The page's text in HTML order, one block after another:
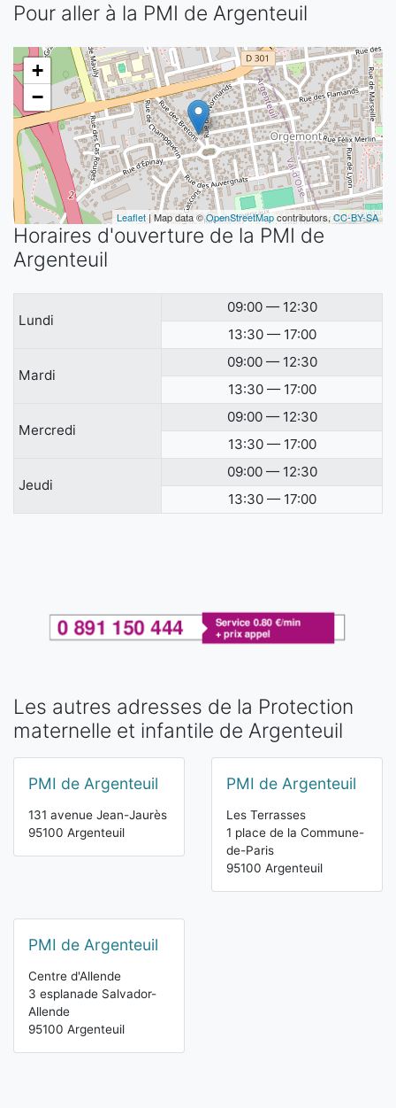
Pour aller à la PMI de Argenteuil
+
−
Leaflet | Map data ©OpenStreetMapcontributors,CC-BY-SA
Horaires d'ouverture de la PMI de
Argenteuil
Lundi
09:00 — 12:30
13:30 — 17:00
Mardi
09:00 — 12:30
13:30 — 17:00
Mercredi
09:00 — 12:30
13:30 — 17:00
Jeudi
09:00 — 12:30
13:30 — 17:00
Les autres adresses de la Protection
maternelle et infantile de Argenteuil
PMI de Argenteuil
131 avenue Jean-Jaurès
95100 Argenteuil
PMI de Argenteuil
Les Terrasses
1 place de la Commune-
de-Paris
95100 Argenteuil
PMI de Argenteuil
Centre d'Allende
3 esplanade Salvador-
Allende
95100 Argenteuil